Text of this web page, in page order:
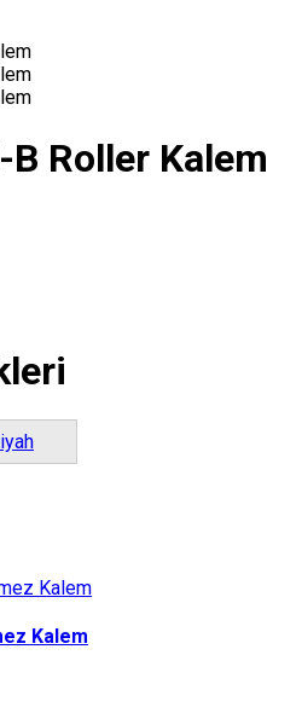
Roller Kalem
Kalem